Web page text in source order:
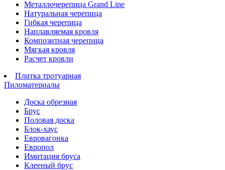
Металлочерепица Grand Line
Натуральная черепица
Гибкая черепица
Наплавляемая кровля
Композитная черепица
Мягкая кровля
Расчет кровли
Плитка тротуарная
Пиломатериалы
Доска обрезная
Брус
Половая доска
Блок-хаус
Евровагонка
Европол
Имитация бруса
Клееный брус